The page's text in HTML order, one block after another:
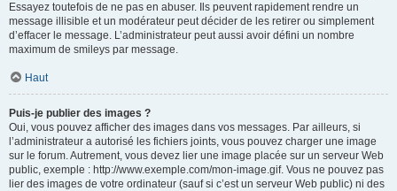
Essayez toutefois de ne pas en abuser. Ils peuvent rapidement rendre un
message illisible et un modérateur peut décider de les retirer ou simplement
d’effacer le message. L’administrateur peut aussi avoir défini un nombre
maximum de smileys par message.
Haut
Puis-je publier des images ?
Oui, vous pouvez afficher des images dans vos messages. Par ailleurs, si
l’administrateur a autorisé les fichiers joints, vous pouvez charger une image
sur le forum. Autrement, vous devez lier une image placée sur un serveur Web
public, exemple : http://www.exemple.com/mon-image.gif. Vous ne pouvez pas
lier des images de votre ordinateur (sauf si c’est un serveur Web public) ni des